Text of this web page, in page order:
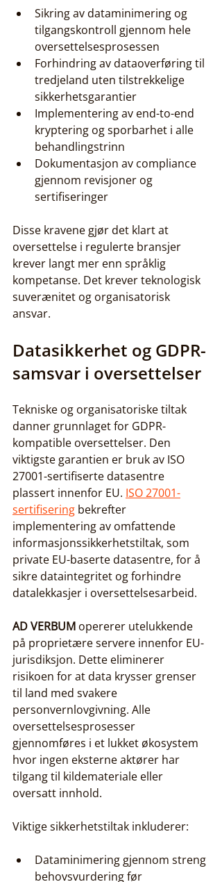
Sikring av dataminimering og
tilgangskontroll gjennom hele
oversettelsesprosessen
Forhindring av dataoverføring til
tredjeland uten tilstrekkelige
sikkerhetsgarantier
Implementering av end-to-end
kryptering og sporbarhet i alle
behandlingstrinn
Dokumentasjon av compliance
gjennom revisjoner og
sertifiseringer
Disse kravene gjør det klart at
oversettelse i regulerte bransjer
krever langt mer enn språklig
kompetanse. Det krever teknologisk
suverænitet og organisatorisk
ansvar.
Datasikkerhet og GDPR-
samsvar i oversettelser
Tekniske og organisatoriske tiltak
danner grunnlaget for GDPR-
kompatible oversettelser. Den
viktigste garantien er bruk av ISO
27001-sertifiserte datasentre
plassert innenfor EU. ISO 27001-
sertifisering bekrefter
implementering av omfattende
informasjonssikkerhetstiltak, som
private EU-baserte datasentre, for å
sikre dataintegritet og forhindre
datalekkasjer i oversettelsesarbeid.
AD VERBUM opererer utelukkende
på proprietære servere innenfor EU-
jurisdiksjon. Dette eliminerer
risikoen for at data krysser grenser
til land med svakere
personvernlovgivning. Alle
oversettelsesprosesser
gjennomføres i et lukket økosystem
hvor ingen eksterne aktører har
tilgang til kildemateriale eller
oversatt innhold.
Viktige sikkerhetstiltak inkluderer:
Dataminimering gjennom streng
behovsvurdering før